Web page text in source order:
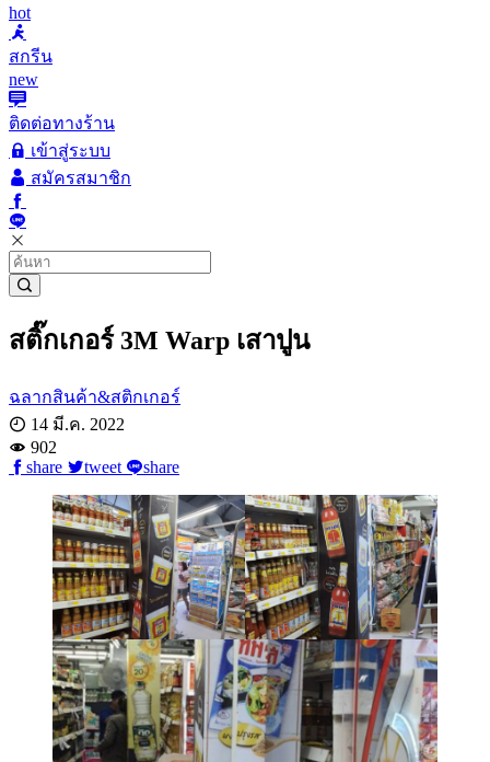
hot
สกรีน
new
ติดต่อทางร้าน
เข้าสู่ระบบ
สมัครสมาชิก
สติ๊กเกอร์ 3M Warp เสาปูน
ฉลากสินค้า&สติกเกอร์
14 มี.ค. 2022
902
share
tweet share